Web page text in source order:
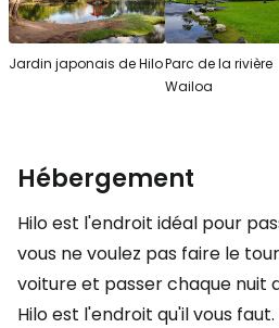
Jardin japonais de HiloParc de la rivière
Wailoa
Hébergement
Hilo est l'endroit idéal pour
vous ne voulez pas faire le
voiture et passer chaque nuit
Hilo est l'endroit qu'il vous